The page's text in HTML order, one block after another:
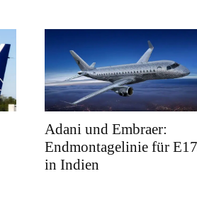
Adani und Embraer:
Endmontagelinie für
in Indien